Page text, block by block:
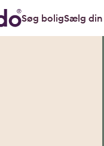
Søg boligSælg